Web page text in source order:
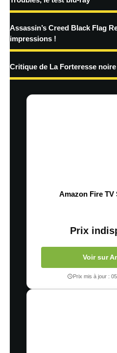
Assassin’s Creed Black Flag
impressions !
Critique de La Forteresse noire
Amazon Fire TV
Prix
Voir sur
Prix mis à jour :